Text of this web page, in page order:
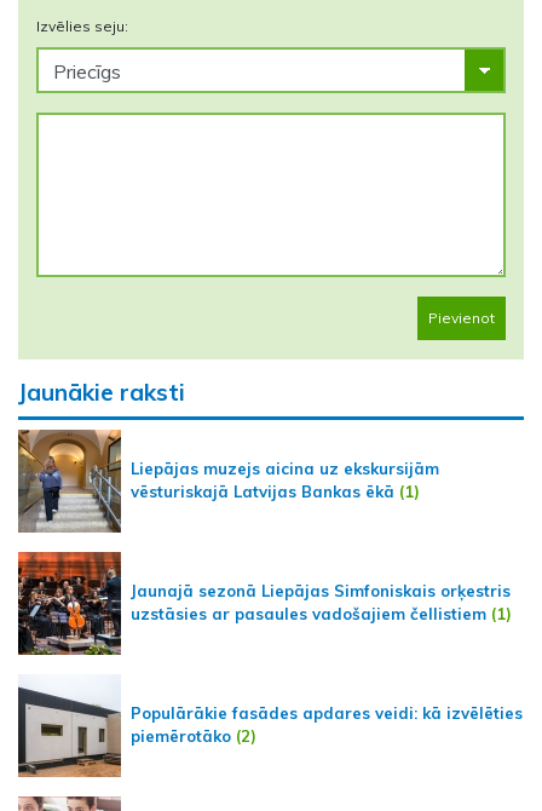
Izvēlies seju:
Pievienot
Jaunākie raksti
Liepājas muzejs aicina uz ekskursijām
vēsturiskajā Latvijas Bankas ēkā (1)
Jaunajā sezonā Liepājas Simfoniskais orķestris
uzstāsies ar pasaules vadošajiem čellistiem (1)
Populārākie fasādes apdares veidi: kā izvēlēties
piemērotāko (2)